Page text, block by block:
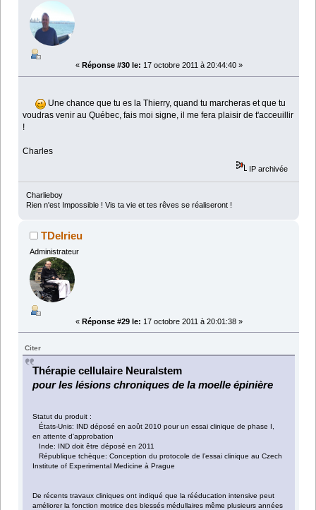
« Réponse #30 le: 17 octobre 2011 à 20:44:40 »
Une chance que tu es la Thierry, quand tu marcheras et que tu
voudras venir au Québec, fais moi signe, il me fera plaisir de t'acceuillir
!
Charles
IP archivée
Charlieboy
Rien n'est Impossible ! Vis ta vie et tes rêves se réaliseront !
TDelrieu
Administrateur
« Réponse #29 le: 17 octobre 2011 à 20:01:38 »
Citer
Thérapie cellulaire Neuralstem
pour les lésions chroniques de la moelle épinière
Statut du produit :
États-Unis: IND déposé en août 2010 pour un essai clinique de phase I,
en attente d'approbation
Inde: IND doit être déposé en 2011
République tchèque: Conception du protocole de l’essai clinique au Czech
Institute of Experimental Medicine à Prague
De récents travaux cliniques ont indiqué que la rééducation intensive peut
améliorer la fonction motrice des blessés médullaires même plusieurs années